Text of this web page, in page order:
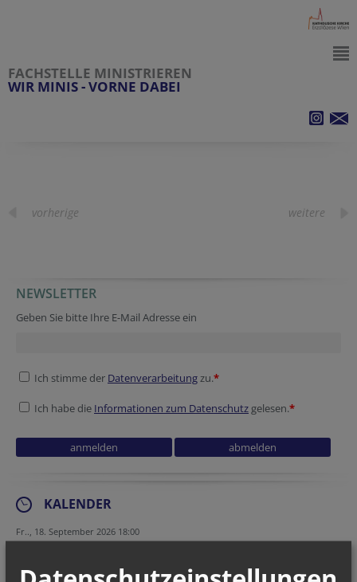
FACHSTELLE MINISTRIEREN
WIR MINIS - VORNE DABEI
vorherige weitere
NEWSLETTER
Geben Sie bitte Ihre E-Mail Adresse ein
Ich stimme der Datenverarbeitungzu.*
Ich habe die Informationen zum Datenschutz gelesen.*
KALENDER
Fr.., 18. September 2026 18:00
Mini-Jahresstart & Dankefest Minitag
Fr.., 02. Oktober 2026 18:00